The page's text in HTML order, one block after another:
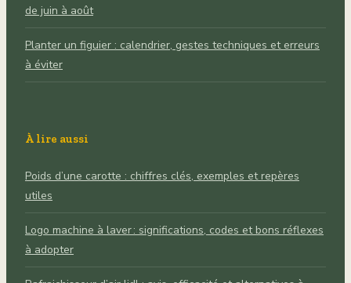
de juin à août
Planter un figuier : calendrier, gestes techniques et erreurs
à éviter
À lire aussi
Poids d’une carotte : chiffres clés, exemples et repères
utiles
Logo machine à laver : significations, codes et bons réflexes
à adopter